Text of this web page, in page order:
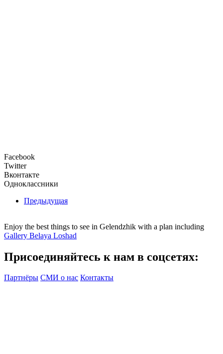
Facebook
Twitter
Вконтакте
Одноклассники
Предыдущая
Enjoy the best things to see in Gelendzhik with a plan including
Gallery Belaya Loshad
Присоединяйтесь к нам в соцсетях:
Партнёры СМИ о нас Контакты